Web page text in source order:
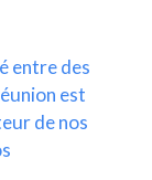
entre des
est
de nos